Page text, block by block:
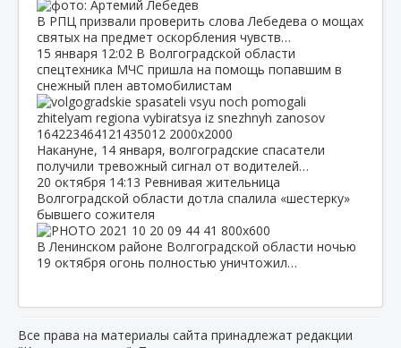
В РПЦ призвали проверить слова Лебедева о мощах
святых на предмет оскорбления чувств…
15 января 12:02 В Волгоградской области
спецтехника МЧС пришла на помощь попавшим в
снежный плен автомобилистам
Накануне, 14 января, волгоградские спасатели
получили тревожный сигнал от водителей…
20 октября 14:13 Ревнивая жительница
Волгоградской области дотла спалила «шестерку»
бывшего сожителя
В Ленинском районе Волгоградской области ночью
19 октября огонь полностью уничтожил…
Все права на материалы сайта принадлежат редакции